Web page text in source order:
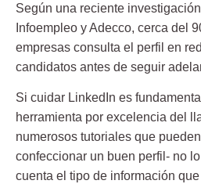
Según una reciente
Infoempleo y Adecco, cerca del
empresas consulta el perfil en
candidatos antes de seguir
Si cuidar LinkedIn es
herramienta por excelencia del
numerosos tutoriales que
confeccionar un buen perfil- no
cuenta el tipo de información